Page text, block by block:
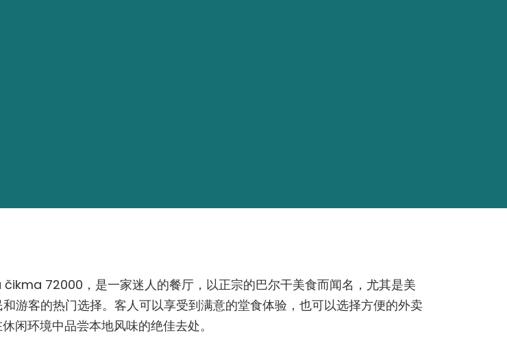
72000，是一家迷人的餐厅，以正宗的巴尔干美食而闻名，尤其是美
游客的热门选择。客人可以享受到满意的堂食体验，也可以选择方便的外卖
环境中品尝本地风味的绝佳去处。